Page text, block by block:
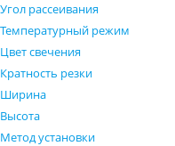
Угол рассеивания
Температурный режим
Цвет свечения
Кратность резки
Ширина
Высота
Метод установки